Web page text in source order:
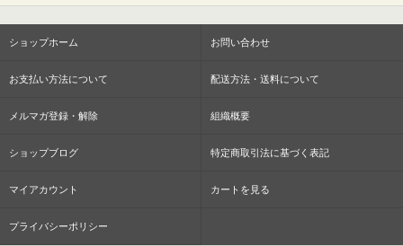
ショップホーム お問い合わせ
お支払い方法について 配送方法・送料について
メルマガ登録・解除 組織概要
ショップブログ 特定商取引法に基づく表記
マイアカウント カートを見る
プライバシーポリシー